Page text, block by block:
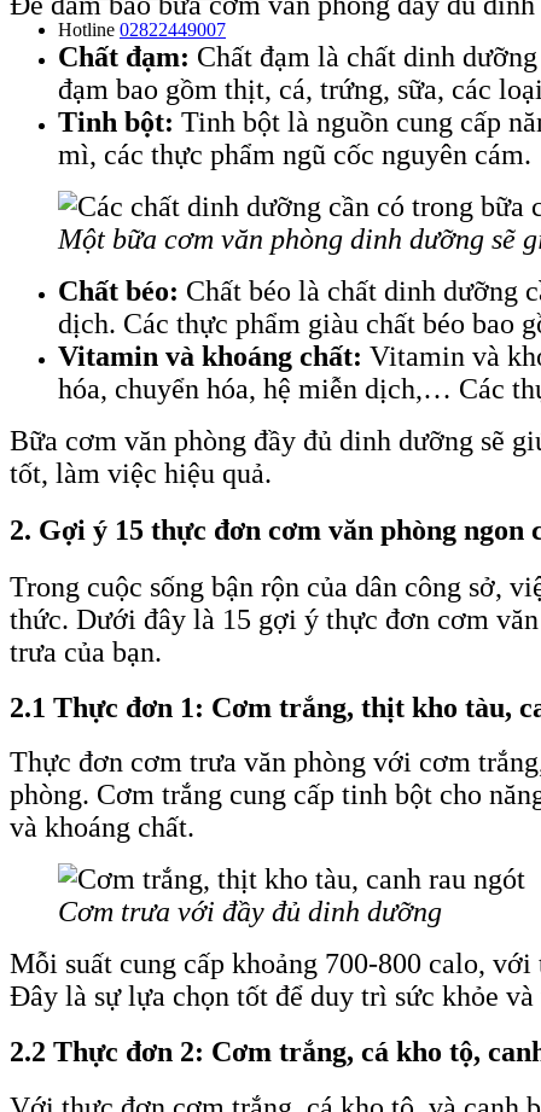
Hotline 02822449007
Chất đạm: Chất đạm là chất dinh
đạm bao gồm thịt, cá, trứng, sữa, các
Tinh bột: Tinh bột là nguồn cung cấp
mì, các thực phẩm ngũ cốc nguyên cám.
Một bữa cơm văn phòng dinh dưỡng sẽ
Chất béo: Chất béo là chất dinh dưỡng
dịch. Các thực phẩm giàu chất béo bao
Vitamin và khoáng chất: Vitamin và
hóa, chuyển hóa, hệ miễn dịch,… Các
Bữa cơm văn phòng đầy đủ dinh dưỡng sẽ
tốt, làm việc hiệu quả.
2. Gợi ý 15 thực đơn cơm văn phòng ngon
Trong cuộc sống bận rộn của dân công sở,
thức. Dưới đây là 15 gợi ý thực đơn cơm
trưa của bạn.
2.1 Thực đơn 1: Cơm trắng, thịt kho tàu,
Thực đơn cơm trưa văn phòng với cơm
phòng. Cơm trắng cung cấp tinh bột cho
và khoáng chất.
Cơm trưa với đầy đủ dinh dưỡng
Mỗi suất cung cấp khoảng 700-800 calo,
Đây là sự lựa chọn tốt để duy trì sức khỏe
2.2 Thực đơn 2: Cơm trắng, cá kho tộ,